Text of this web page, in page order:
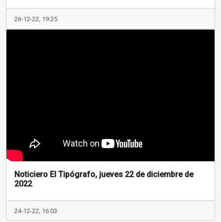
26-12-22, 19:25
Noticiero El Tipógrafo, jueves 22 de diciembre de
2022
24-12-22, 16:03